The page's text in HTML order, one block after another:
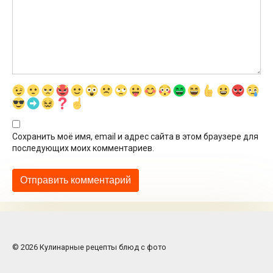
Сохранить моё имя, email и адрес сайта в этом браузере для
последующих моих комментариев.
© 2026 Кулинарные рецепты блюд с фото